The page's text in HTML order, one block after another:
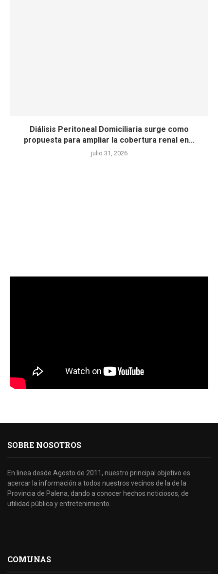
Diálisis Peritoneal Domiciliaria surge como
propuesta para ampliar la cobertura renal en...
julio 31, 2026
SOBRE NOSOTROS
En linea desde Agosto de 2011, nuestro principal objetivo es
acercar la información a todos nuestros vecinos de la de la
Provincia de Palena, dando a conocer hechos noticiosos, de
utilidad pública y entretenimiento.
COMUNAS